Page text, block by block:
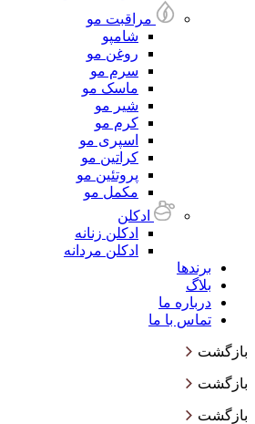
مراقبت مو
شامپو
روغن مو
سرم مو
ماسک مو
شیر مو
کرم مو
اسپری مو
کراتین مو
پروتئین مو
مکمل مو
ادکلن
ادکلن زنانه
ادکلن مردانه
برندها
بلاگ
درباره ما
تماس با ما
بازگشت
بازگشت
بازگشت